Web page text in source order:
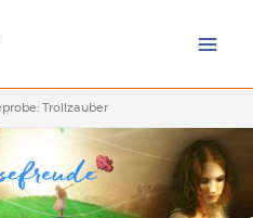
Trollzauber